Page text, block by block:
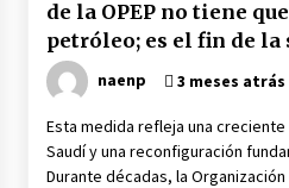
represalias de
3 días atrás
retórica belicosa
siempre termina
3 días atrás
de la OPEP no tiene
petróleo; es el fin de
Golfo naenp 3 meses atrás
Esta medida refleja una
Saudí y una reconfiguración
Durante décadas, la